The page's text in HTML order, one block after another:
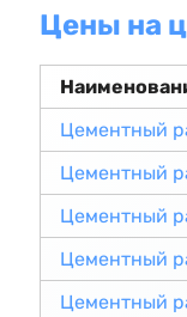
Цены на
Цементный
Цементный
Цементный
Цементный
Цементный